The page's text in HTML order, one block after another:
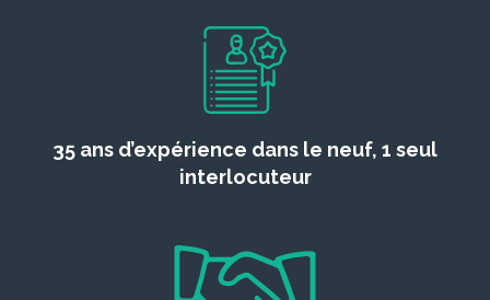
35 ans d’expérience dans le neuf, 1 seul
interlocuteur